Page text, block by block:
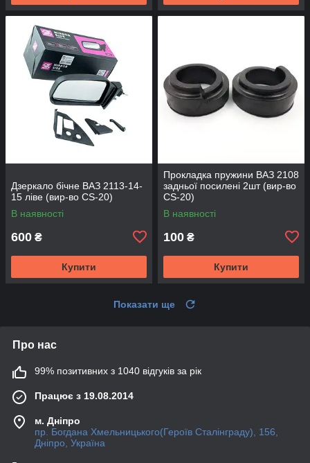
Дзеркало бічне ВАЗ 2113-14-
15 ліве (вир-во CS-20)
В наявності
600 ₴
Купити
Прокладка пружини ВАЗ 2108
задньої посилені 2шт (вир-во
CS-20)
В наявності
100 ₴
Купити
Показати ще
Про нас
99% позитивних з 1040 відгуків за рік
Працює з 19.08.2014
м. Дніпро
пр. Богдана Хмельницького(Героїв Сталінграду), 156,
Дніпро, Україна